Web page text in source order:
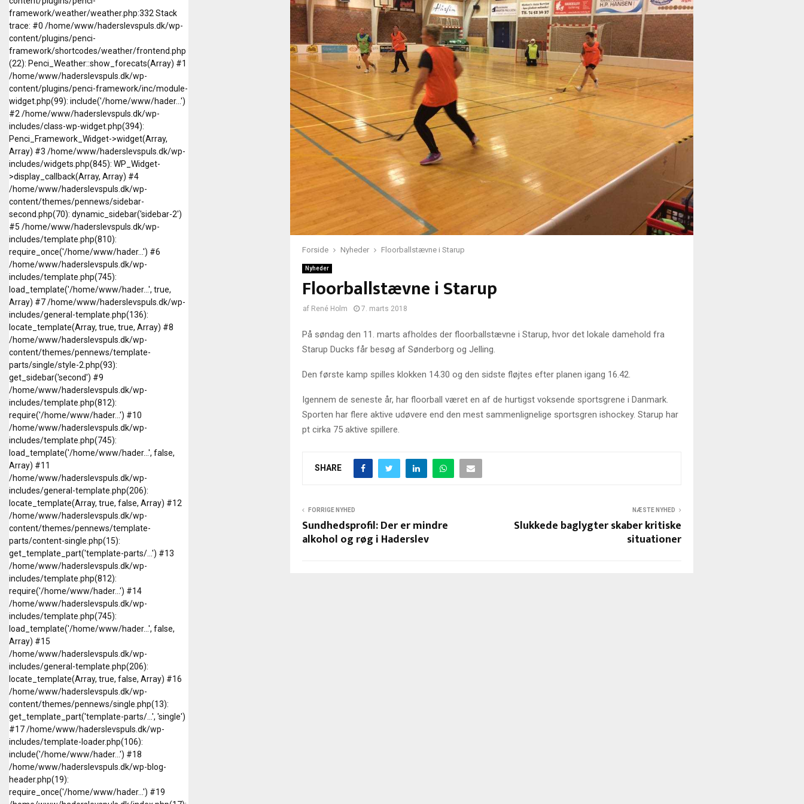
Forside Nyheder Floorballstævne i Starup
Nyheder
Floorballstævne i Starup
af René Holm 7. marts 2018
På søndag den 11. marts afholdes der floorballstævne i Starup, hvor det lokale damehold fra
Starup Ducks får besøg af Sønderborg og Jelling.
Den første kamp spilles klokken 14.30 og den sidste fløjtes efter planen igang 16.42.
Igennem de seneste år, har floorball været en af de hurtigst voksende sportsgrene i Danmark.
Sporten har flere aktive udøvere end den mest sammenlignelige sportsgren ishockey. Starup har
pt cirka 75 aktive spillere.
SHARE
FORRIGE NYHED
Sundhedsprofil: Der er mindre
alkohol og røg i Haderslev
NÆSTE NYHED
Slukkede baglygter skaber kritiske
situationer
framework/weather/weather.php:332 Stack
trace: #0 /home/www/haderslevspuls.dk/wp-
content/plugins/penci-
framework/shortcodes/weather/frontend.php
(22): Penci_Weather::show_forecats(Array) #1
/home/www/haderslevspuls.dk/wp-
content/plugins/penci-framework/inc/module-
widget.php(99): include('/home/www/hader...')
#2 /home/www/haderslevspuls.dk/wp-
includes/class-wp-widget.php(394):
Penci_Framework_Widget->widget(Array,
Array) #3 /home/www/haderslevspuls.dk/wp-
includes/widgets.php(845): WP_Widget-
>display_callback(Array, Array) #4
/home/www/haderslevspuls.dk/wp-
content/themes/pennews/sidebar-
second.php(70): dynamic_sidebar('sidebar-2')
#5 /home/www/haderslevspuls.dk/wp-
includes/template.php(810):
require_once('/home/www/hader...') #6
/home/www/haderslevspuls.dk/wp-
includes/template.php(745):
load_template('/home/www/hader...', true,
Array) #7 /home/www/haderslevspuls.dk/wp-
includes/general-template.php(136):
locate_template(Array, true, true, Array) #8
/home/www/haderslevspuls.dk/wp-
content/themes/pennews/template-
parts/single/style-2.php(93):
get_sidebar('second') #9
/home/www/haderslevspuls.dk/wp-
includes/template.php(812):
require('/home/www/hader...') #10
/home/www/haderslevspuls.dk/wp-
includes/template.php(745):
load_template('/home/www/hader...', false,
Array) #11
/home/www/haderslevspuls.dk/wp-
includes/general-template.php(206):
locate_template(Array, true, false, Array) #12
/home/www/haderslevspuls.dk/wp-
content/themes/pennews/template-
parts/content-single.php(15):
get_template_part('template-parts/...') #13
/home/www/haderslevspuls.dk/wp-
includes/template.php(812):
require('/home/www/hader...') #14
/home/www/haderslevspuls.dk/wp-
includes/template.php(745):
load_template('/home/www/hader...', false,
Array) #15
/home/www/haderslevspuls.dk/wp-
includes/general-template.php(206):
locate_template(Array, true, false, Array) #16
/home/www/haderslevspuls.dk/wp-
content/themes/pennews/single.php(13):
get_template_part('template-parts/...', 'single')
#17 /home/www/haderslevspuls.dk/wp-
includes/template-loader.php(106):
include('/home/www/hader...') #18
/home/www/haderslevspuls.dk/wp-blog-
header.php(19):
require_once('/home/www/hader...') #19